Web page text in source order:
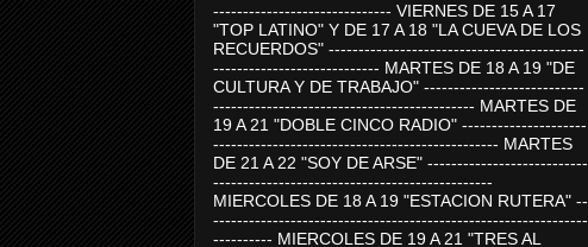
------------------------------ VIERNES DE 15 A 17
"TOP LATINO" Y DE 17 A 18 "LA CUEVA DE LOS
RECUERDOS" -------------------------------------------
---------------------------- MARTES DE 18 A 19 "DE
CULTURA Y DE TRABAJO" ---------------------------
-------------------------------------------- MARTES DE
19 A 21 "DOBLE CINCO RADIO" ---------------------
------------------------------------------------ MARTES
DE 21 A 22 "SOY DE ARSE" ---------------------------
-----------------------------------------------
MIERCOLES DE 18 A 19 "ESTACION RUTERA" --
---------------------------------------------------------------
---------- MIERCOLES DE 19 A 21 "TRES AL